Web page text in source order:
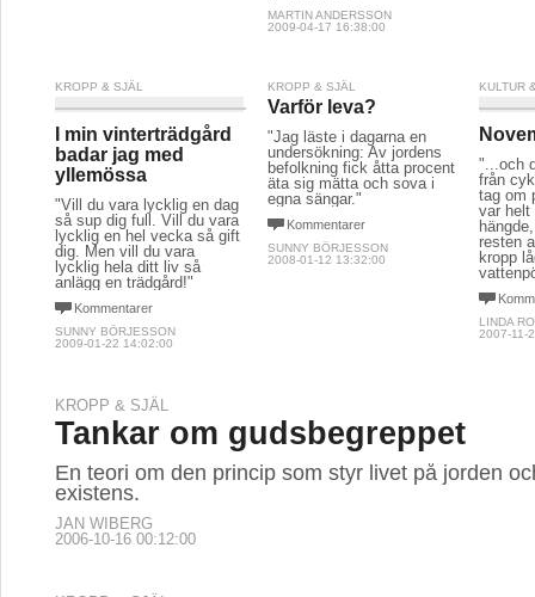
MARTIN ANDERSSON
2009-04-17 16:38:00
KROPP & SJÄL
I min vinterträdgård
badar jag med
yllemössa
"Vill du vara lycklig en dag
så sup dig full. Vill du vara
lycklig en hel vecka så gift
dig. Men vill du vara
lycklig hela ditt liv så
anlägg en trädgård!"
Kommentarer
SUNNY BÖRJESSON
2009-01-22 14:02:00
KROPP & SJÄL
Varför leva?
"Jag läste i dagarna en
undersökning: Av jordens
befolkning fick åtta procent
äta sig mätta och sova i
egna sängar."
Kommentarer
SUNNY BÖRJESSON
2008-01-12 13:32:00
KULTUR
"...och
från
tag om
var helt
resten
kropp
LINDA
2007-11-
KROPP & SJÄL
Tankar om gudsbegreppet
En teori om den princip som styr livet på jorden
existens.
JAN WIBERG
2006-10-16 00:12:00